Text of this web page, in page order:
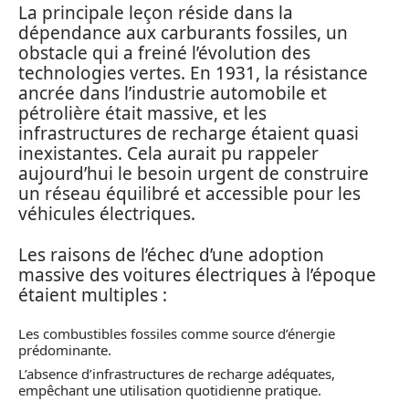
La principale leçon réside dans la
dépendance aux carburants fossiles, un
obstacle qui a freiné l’évolution des
technologies vertes. En 1931, la résistance
ancrée dans l’industrie automobile et
pétrolière était massive, et les
infrastructures de recharge étaient quasi
inexistantes. Cela aurait pu rappeler
aujourd’hui le besoin urgent de construire
un réseau équilibré et accessible pour les
véhicules électriques.
Les raisons de l’échec d’une adoption
massive des voitures électriques à l’époque
étaient multiples :
Les combustibles fossiles comme source d’énergie
prédominante.
L’absence d’infrastructures de recharge adéquates,
empêchant une utilisation quotidienne pratique.